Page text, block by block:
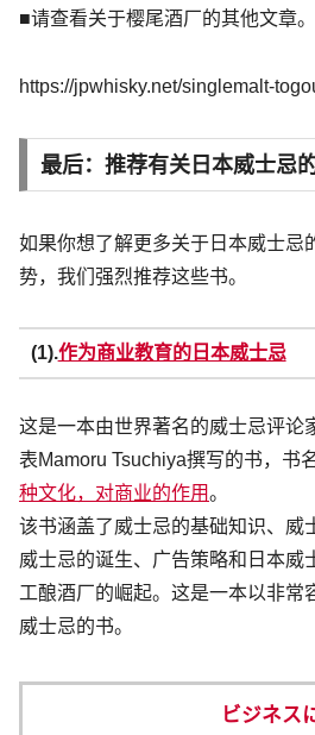
■请查看关于樱尾酒厂的其他文章。
https://jpwhisky.net/singlemalt-
最后：推荐有关日本威士忌
如果你想了解更多关于日本威士忌
势，我们强烈推荐这些书。
(1).作为商业教育的日本威士忌
这是一本由世界著名的威士忌评论
表Mamoru Tsuchiya撰写的书，书
种文化，对商业的作用。
该书涵盖了威士忌的基础知识、威
威士忌的诞生、广告策略和日本威
工酿酒厂的崛起。这是一本以非常
威士忌的书。
ビジネス